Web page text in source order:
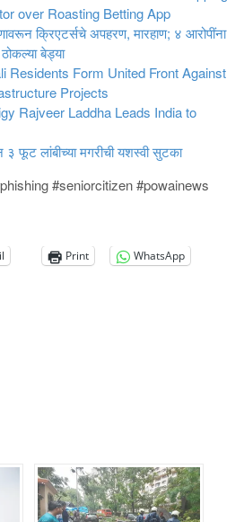
over Roasting Betting App
क्रिएटर्सचे अपहरण, मारहाण; ४ आरोपींना
बेड्या
Residents Form United Front Against
Projects
Rajveer Laddha Leads India to
फूट लांबीच्या मगरीची यशस्वी सुटका
#seniorcitizen #powainews
Print WhatsApp